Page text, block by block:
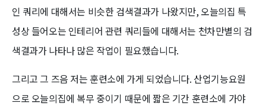
인 쿼리에 대해서는 비슷한 검색결과가 나왔지만, 오늘의집 특
성상 들어오는 인테리어 관련 쿼리들에 대해서는 천차만별의 검
색결과가 나타나 많은 작업이 필요했습니다.
그리고 그 즈음 저는 훈련소에 가게 되었습니다. 산업기능요원
으로 오늘의집에 복무 중이기 때문에 짧은 기간 훈련소에 가야